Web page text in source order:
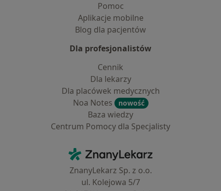
Pomoc
Aplikacje mobilne
Blog dla pacjentów
Dla profesjonalistów
Cennik
Dla lekarzy
Dla placówek medycznych
Noa Notes
nowość
Baza wiedzy
Centrum Pomocy dla Specjalisty
ZnanyLekarz - Strona główna
ZnanyLekarz Sp. z o.o.
ul. Kolejowa 5/7